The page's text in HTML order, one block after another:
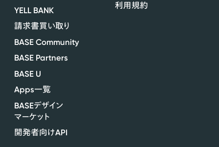
YELL BANK
請求書買い取り
BASE Community
BASE Partners
BASE U
Apps一覧
BASEデザイン
マーケット
開発者向けAPI
利用規約